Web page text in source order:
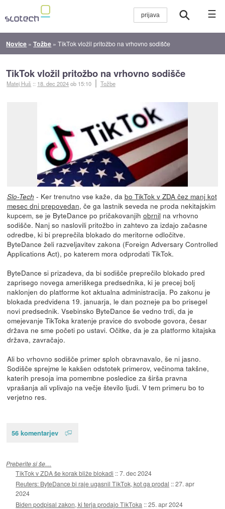
☰
Novice »Tožbe »TikTok vložil pritožbo na vrhovno sodišče
TikTok vložil pritožbo na vrhovno sodišče
Matej Huš :: 18. dec 2024ob 15:10 Tožbe
Slo-Tech - Ker trenutno vse kaže, da bo TikTok v ZDA čez manj kot
mesec dni prepovedan, če ga lastnik seveda ne proda nekitajskim
kupcem, se je ByteDance po pričakovanjih obrnil na vrhovno
sodišče. Nanj so naslovili pritožbo in zahtevo za izdajo začasne
odredbe, ki bi preprečila blokado do meritorne odločitve.
ByteDance želi razveljavitev zakona (Foreign Adversary Controlled
Applications Act), po katerem mora odprodati TikTok.
ByteDance si prizadeva, da bi sodišče preprečilo blokado pred
zaprisego novega ameriškega predsednika, ki je precej bolj
naklonjen do platforme kot aktualna administracija. Po zakonu je
blokada predvidena 19. januarja, le dan pozneje pa bo prisegel
novi predsednik. Vsebinsko ByteDance še vedno trdi, da je
omejevanje TikToka kratenje pravice do svobode govora, česar
država ne sme početi po ustavi. Očitke, da je za platformo kitajska
država, zavračajo.
Ali bo vrhovno sodišče primer sploh obravnavalo, še ni jasno.
Sodišče sprejme le kakšen odstotek primerov, večinoma takšne,
katerih presoja ima pomembne posledice za širša pravna
vprašanja ali vplivajo na večje število ljudi. V tem primeru bo to
verjetno res.
56 komentarjev
Preberite si še…
TikTok v ZDA še korak bliže blokadi ::7. dec 2024
Reuters: ByteDance bi raje ugasnil TikTok, kot ga prodal ::27. apr
2024
Biden podpisal zakon, ki terja prodajo TikToka ::25. apr 2024